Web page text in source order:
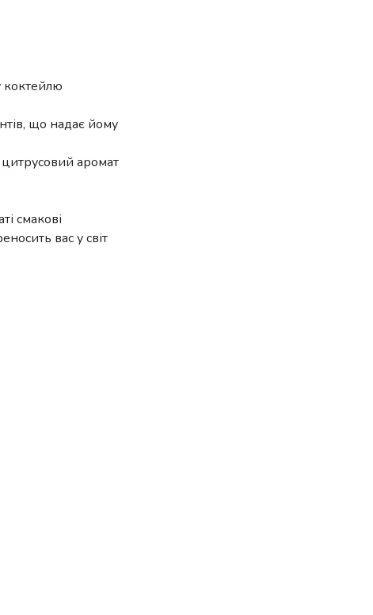
коктейлю
що надає йому
аромат
смакові
вас у світ